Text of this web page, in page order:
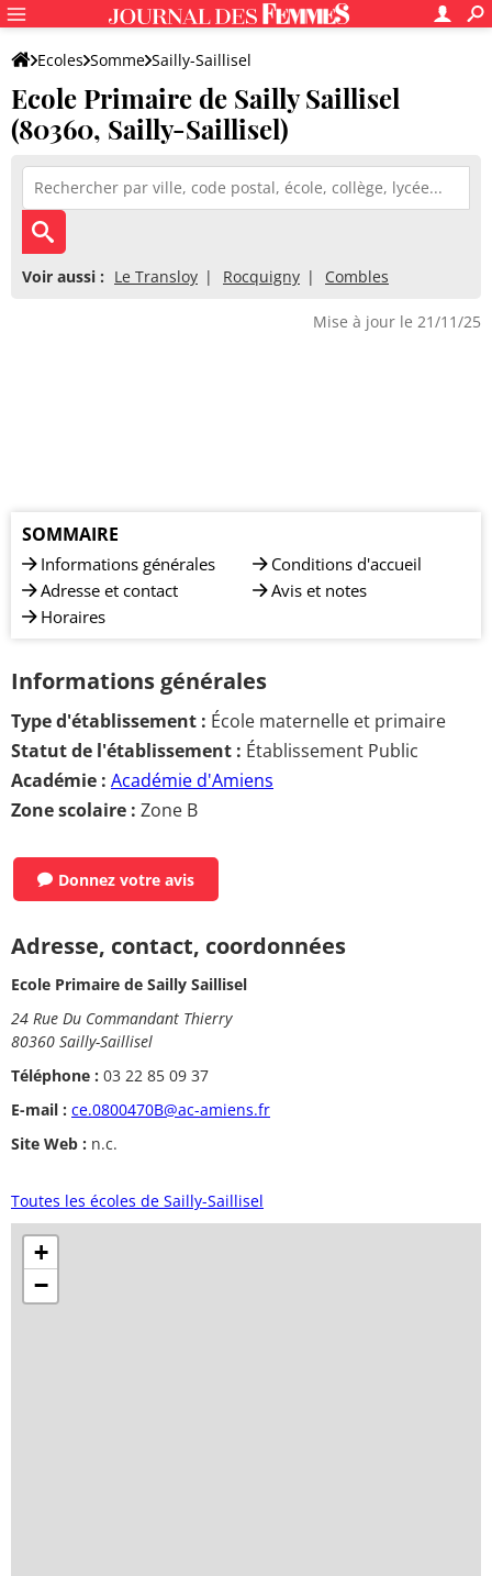
Ecoles Somme Sailly-Saillisel
Ecole Primaire de Sailly Saillisel
Ecole Primaire de Sailly Saillisel
(80360, Sailly-Saillisel)
Voir aussi : Le Transloy Rocquigny Combles
Mise à jour le 21/11/25
SOMMAIRE
Informations générales
Adresse et contact
Horaires
Conditions d'accueil
Avis et notes
Informations générales
Type d'établissement : École maternelle et primaire
Statut de l'établissement : Établissement Public
Académie : Académie d'Amiens
Zone scolaire : Zone B
Donnez votre avis
Adresse, contact, coordonnées
Ecole Primaire de Sailly Saillisel
24 Rue Du Commandant Thierry
80360 Sailly-Saillisel
Téléphone : 03 22 85 09 37
E-mail : ce.0800470B@ac-amiens.fr
Site Web : n.c.
Toutes les écoles de Sailly-Saillisel
+
−